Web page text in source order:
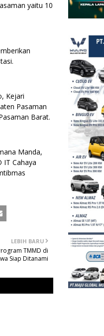
yaitu 10
Kejari
Pasaman
Barat.
Manda,
IT Cahaya
LEBIH BARU
TMMD di
Siap Ditanami